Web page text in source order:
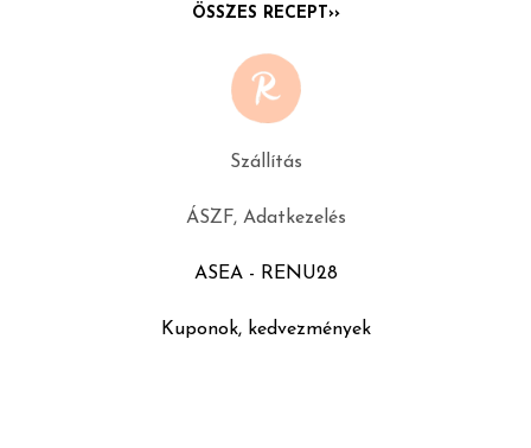
ÖSSZES RECEPT››
Szállítás
ÁSZF, Adatkezelés
ASEA - RENU28
Kuponok, kedvezmények